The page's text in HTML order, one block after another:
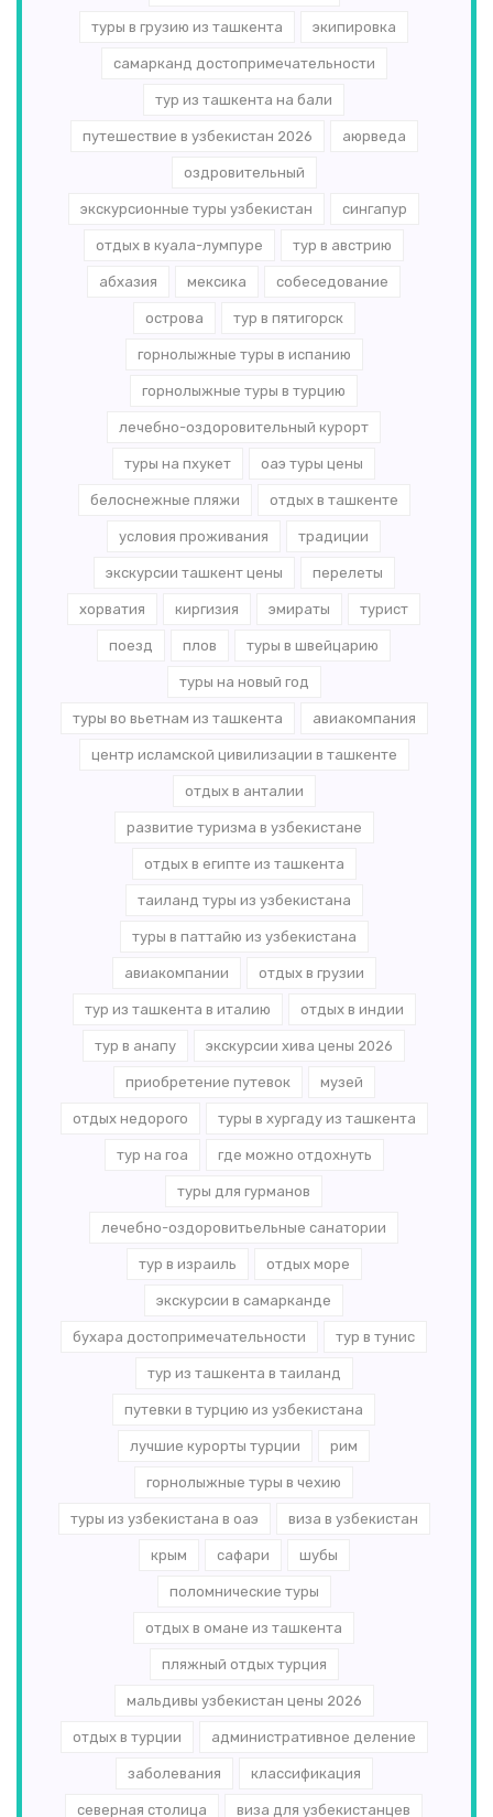
туры в грузию из ташкента экипировка
самарканд достопримечательности
тур из ташкента на бали
путешествие в узбекистан 2026 аюрведа
оздровительный
экскурсионные туры узбекистан сингапур
отдых в куала-лумпуре тур в австрию
абхазия мексика собеседование
острова тур в пятигорск
горнолыжные туры в испанию
горнолыжные туры в турцию
лечебно-оздоровительный курорт
туры на пхукет оаэ туры цены
белоснежные пляжи отдых в ташкенте
условия проживания традиции
экскурсии ташкент цены перелеты
хорватия киргизия эмираты турист
поезд плов туры в швейцарию
туры на новый год
туры во вьетнам из ташкента авиакомпания
центр исламской цивилизации в ташкенте
отдых в анталии
развитие туризма в узбекистане
отдых в египте из ташкента
таиланд туры из узбекистана
туры в паттайю из узбекистана
авиакомпании отдых в грузии
тур из ташкента в италию отдых в индии
тур в анапу экскурсии хива цены 2026
приобретение путевок музей
отдых недорого туры в хургаду из ташкента
тур на гоа где можно отдохнуть
туры для гурманов
лечебно-оздоровитьельные санатории
тур в израиль отдых море
экскурсии в самарканде
бухара достопримечательности тур в тунис
тур из ташкента в таиланд
путевки в турцию из узбекистана
лучшие курорты турции рим
горнолыжные туры в чехию
туры из узбекистана в оаэ виза в узбекистан
крым сафари шубы
поломнические туры
отдых в омане из ташкента
пляжный отдых турция
мальдивы узбекистан цены 2026
отдых в турции административное деление
заболевания классификация
северная столица виза для узбекистанцев